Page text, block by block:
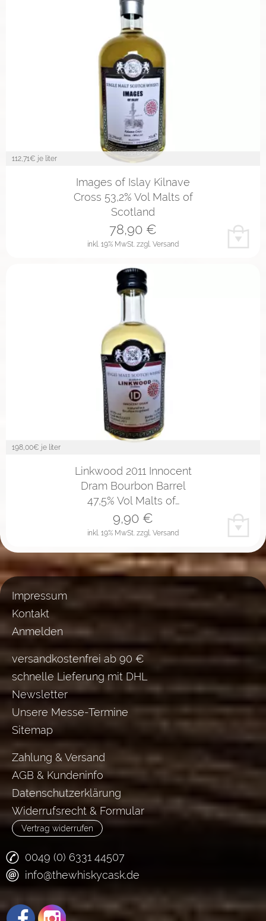
112,71€ je liter
Images of Islay Kilnave
Cross 53,2% Vol Malts of
Scotland
inkl. 19% MwSt. zzgl. Versand
78,90 €
198,00€ je liter
Linkwood 2011 Innocent
Dram Bourbon Barrel
47,5% Vol Malts of…
inkl. 19% MwSt. zzgl. Versand
9,90 €
Impressum
Kontakt
Anmelden
versandkostenfrei ab 90 €
schnelle Lieferung mit DHL
Newsletter
Unsere Messe-Termine
Sitemap
Zahlung & Versand
AGB & Kundeninfo
Datenschutzerklärung
Widerrufsrecht & Formular
Vertrag widerrufen
0049 (0) 6331 44507
info@thewhiskycask.de